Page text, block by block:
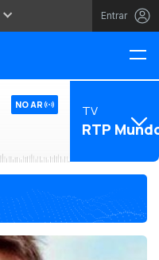
Entrar
NO AR TV
RTP